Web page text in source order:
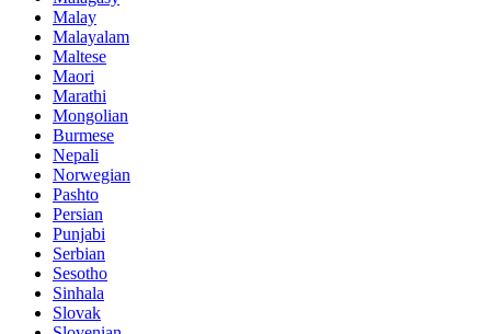
Malay
Malayalam
Maltese
Maori
Marathi
Mongolian
Burmese
Nepali
Norwegian
Pashto
Persian
Punjabi
Serbian
Sesotho
Sinhala
Slovak